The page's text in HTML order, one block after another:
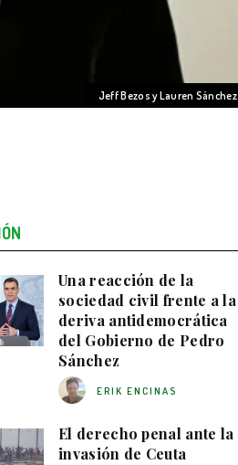
Jeff Bezos y Lauren Sánchez
Una reacción de la
sociedad civil frente a la
deriva antidemocrática
del Gobierno de Pedro
Sánchez
ERIK ENCINAS
El derecho penal ante la
invasión de Ceuta